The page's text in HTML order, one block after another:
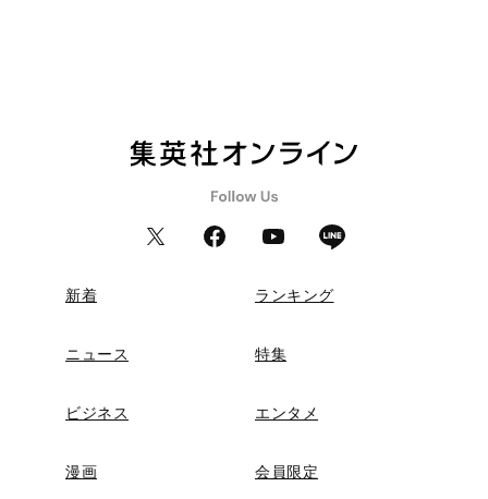
新着 ランキング
ニュース 特集
ビジネス エンタメ
漫画 会員限定